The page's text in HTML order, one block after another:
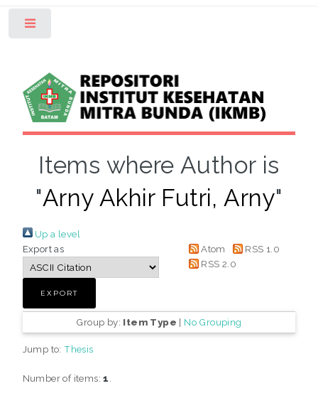
Items where Author is
"Arny Akhir Futri, Arny"
Up a level
Export as
Atom
RSS 1.0
RSS 2.0
Group by: Item Type | No Grouping
Jump to:Thesis
Number of items:1